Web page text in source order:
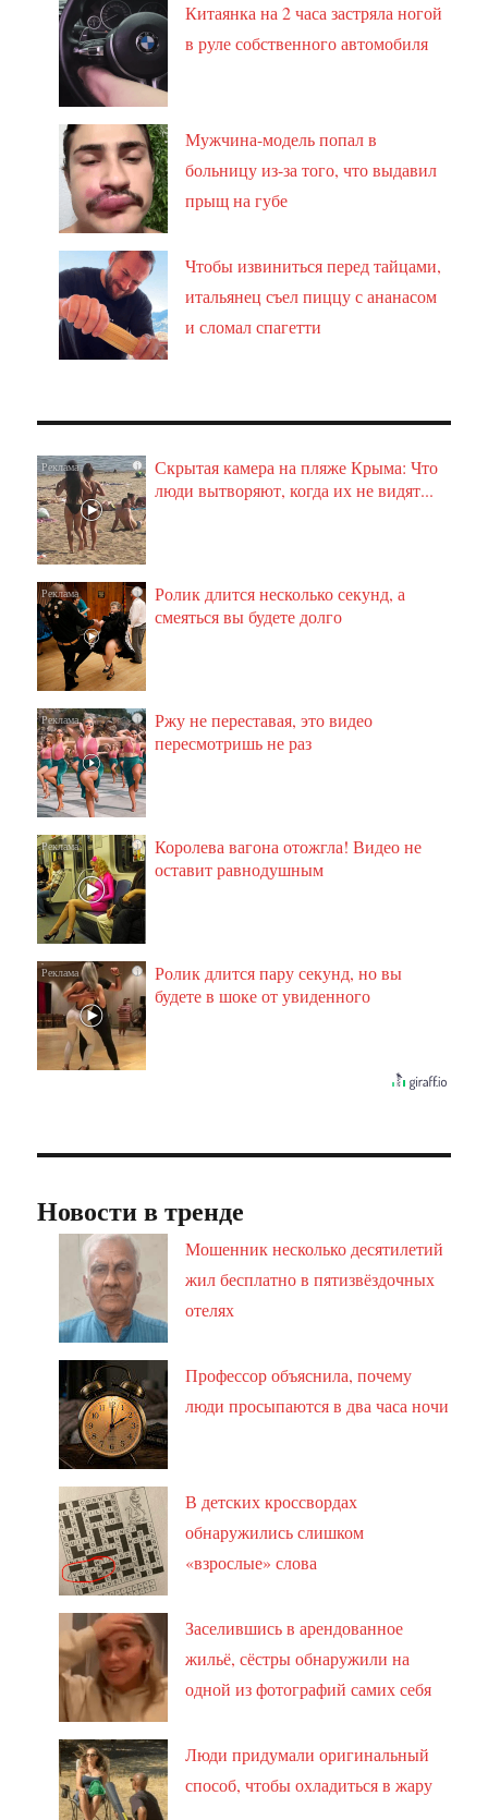
Китаянка на 2 часа застряла ногой
в руле собственного автомобиля
Мужчина-модель попал в
больницу из-за того, что выдавил
прыщ на губе
Чтобы извиниться перед тайцами,
итальянец съел пиццу с ананасом
и сломал спагетти
i
Скрытая камера на пляже Крыма: Что
люди вытворяют, когда их не видят...
i
Ролик длится несколько секунд, а
смеяться вы будете долго
i
Ржу не переставая, это видео
пересмотришь не раз
i
Королева вагона отожгла! Видео не
оставит равнодушным
i
Ролик длится пару секунд, но вы
будете в шоке от увиденного
Новости в тренде
Мошенник несколько десятилетий
жил бесплатно в пятизвёздочных
отелях
Профессор объяснила, почему
люди просыпаются в два часа ночи
В детских кроссвордах
обнаружились слишком
«взрослые» слова
Заселившись в арендованное
жильё, сёстры обнаружили на
одной из фотографий самих себя
Люди придумали оригинальный
способ, чтобы охладиться в жару